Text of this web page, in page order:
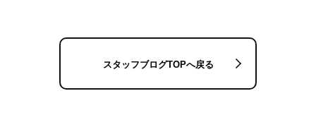
スタッフブログTOPへ戻る